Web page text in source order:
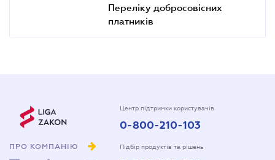
Переліку добросовісних
платників
ПРО КОМПАНІЮ
Центр підтримки користувачів
0-800-210-103
Підбір продуктів та рішень